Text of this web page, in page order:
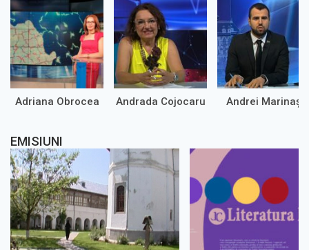
Adriana Obrocea Andrada Cojocaru Andrei Marinaș
EMISIUNI